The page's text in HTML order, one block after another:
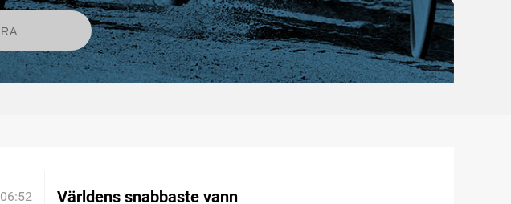
06:52 Världens snabbaste vann